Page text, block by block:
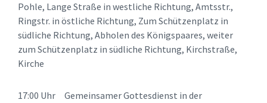
Pohle, Lange Straße in westliche Richtung, Amtsstr.,
Ringstr. in östliche Richtung, Zum Schützenplatz in
südliche Richtung, Abholen des Königspaares, weiter
zum Schützenplatz in südliche Richtung, Kirchstraße,
Kirche
17:00 Uhr Gemeinsamer Gottesdienst in der